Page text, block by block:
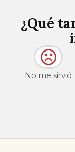
¿Qué
No me sirvió